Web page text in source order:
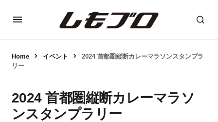
Home イベント
2024 首都圏縦断カレーマラソンスタンプラ
リー
2024 首都圏縦断カレーマラソ
ンスタンプラリー